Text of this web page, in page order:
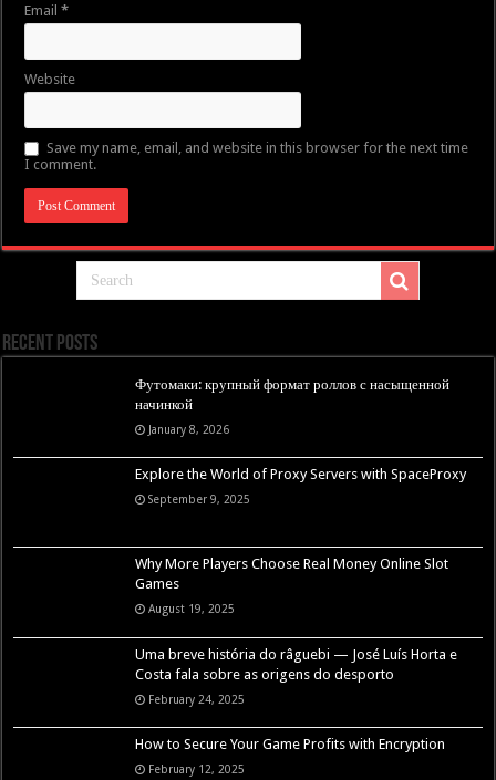
Email*
Website
Save my name, email, and website in this browser for the next time
I comment.
Recent Posts
Футомаки: крупный формат роллов с насыщенной
начинкой
January 8, 2026
Explore the World of Proxy Servers with SpaceProxy
September 9, 2025
Why More Players Choose Real Money Online Slot
Games
August 19, 2025
Uma breve história do râguebi — José Luís Horta e
Costa fala sobre as origens do desporto
February 24, 2025
How to Secure Your Game Profits with Encryption
February 12, 2025